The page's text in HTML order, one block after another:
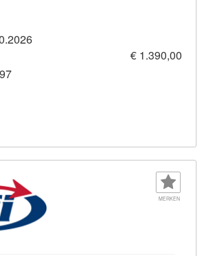
€ 1.390,00
MERKEN